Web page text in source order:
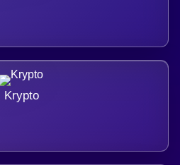
Krypto